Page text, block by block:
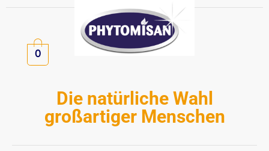
Zum
springen
0
Die natürliche Wahl
großartiger Menschen